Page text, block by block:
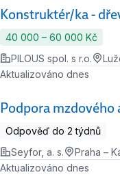
Konstruktér/ka -
40 000 ‍–‍ 60 000 Kč
PILOUS spol. s r.o.
Podpora mzdového
Aktualizováno dnes
Odpověď do 2 týdnů
Seyfor, a. s.
Praha –
Aktualizováno dnes